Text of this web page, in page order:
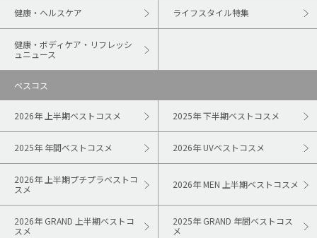
健康・ヘルスケア ライフスタイル特集
健康・ボディケア・リフレッシ
ュニュース
ベスコス
2026年 上半期ベストコスメ 2025年 下半期ベストコスメ
2025年 年間ベストコスメ 2026年 UVベストコスメ
2026年 上半期プチプラベストコ
スメ
2026年 MEN 上半期ベストコスメ
2026年 GRAND 上半期ベストコ
スメ
2025年 GRAND 年間ベストコス
メ